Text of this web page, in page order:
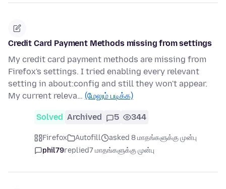
Credit Card Payment Methods missing from settings
My credit card payment methods are missing from
Firefox's settings. I tried enabling every relevant
setting in about:config and still they won't appear.
My current releva… (மேலும் படிக்க)
Solved Archived 5 344
Firefox Autofill
asked 8 மாதங்களுக்கு முன்பு
phil79replied7 மாதங்களுக்கு முன்பு